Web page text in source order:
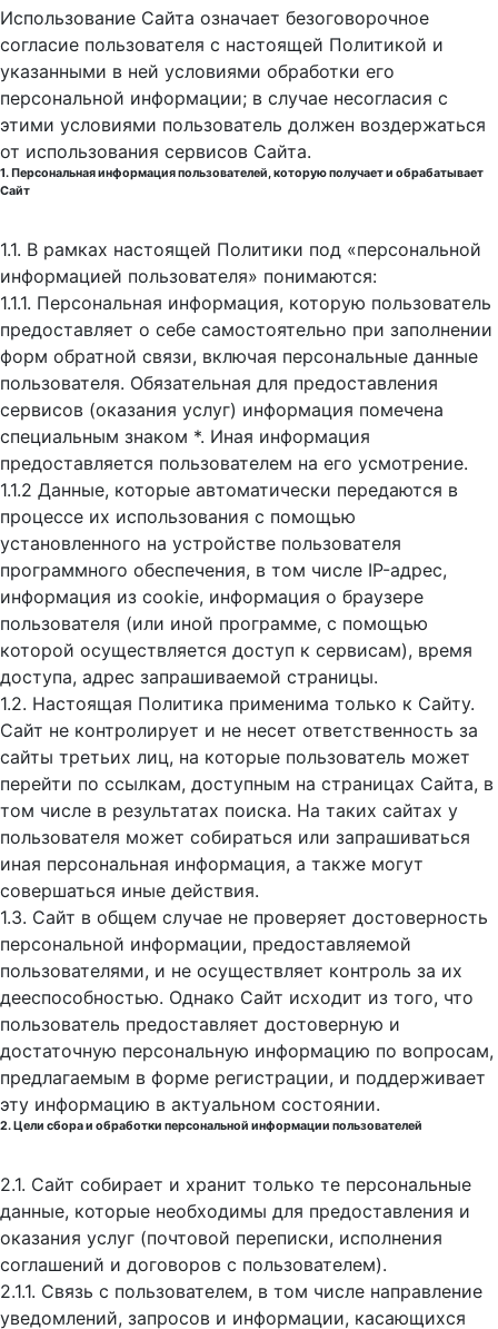
Использование Сайта означает безоговорочное
согласие пользователя с настоящей Политикой и
указанными в ней условиями обработки его
персональной информации; в случае несогласия с
этими условиями пользователь должен воздержаться
от использования сервисов Сайта.
1. Персональная информация пользователей, которую получает и обрабатывает
Сайт
1.1. В рамках настоящей Политики под «персональной
информацией пользователя» понимаются:
1.1.1. Персональная информация, которую пользователь
предоставляет о себе самостоятельно при заполнении
форм обратной связи, включая персональные данные
пользователя. Обязательная для предоставления
сервисов (оказания услуг) информация помечена
специальным знаком *. Иная информация
предоставляется пользователем на его усмотрение.
1.1.2 Данные, которые автоматически передаются в
процессе их использования с помощью
установленного на устройстве пользователя
программного обеспечения, в том числе IP-адрес,
информация из cookie, информация о браузере
пользователя (или иной программе, с помощью
которой осуществляется доступ к cервисам), время
доступа, адрес запрашиваемой страницы.
1.2. Настоящая Политика применима только к Сайту.
Сайт не контролирует и не несет ответственность за
сайты третьих лиц, на которые пользователь может
перейти по ссылкам, доступным на страницах Сайта, в
том числе в результатах поиска. На таких сайтах у
пользователя может собираться или запрашиваться
иная персональная информация, а также могут
совершаться иные действия.
1.3. Сайт в общем случае не проверяет достоверность
персональной информации, предоставляемой
пользователями, и не осуществляет контроль за их
дееспособностью. Однако Сайт исходит из того, что
пользователь предоставляет достоверную и
достаточную персональную информацию по вопросам,
предлагаемым в форме регистрации, и поддерживает
эту информацию в актуальном состоянии.
2. Цели сбора и обработки персональной информации пользователей
2.1. Сайт собирает и хранит только те персональные
данные, которые необходимы для предоставления и
оказания услуг (почтовой переписки, исполнения
соглашений и договоров с пользователем).
2.1.1. Связь с пользователем, в том числе направление
уведомлений, запросов и информации, касающихся